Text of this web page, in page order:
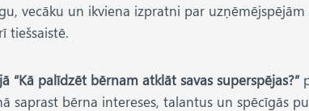
vecāku un ikviena izpratni par
tiešsaistē.
“Kā palīdzēt bērnam atklāt savas superspējas?”
saprast bērna intereses, talantus un spēcīgās